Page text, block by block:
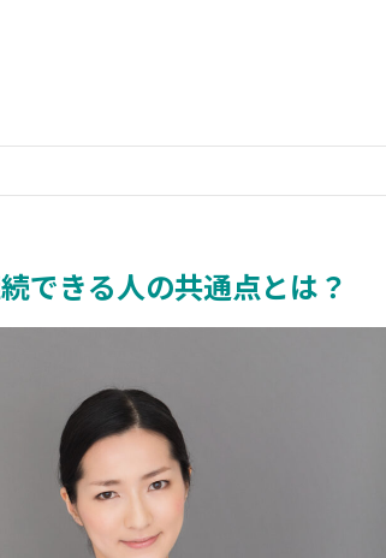
できる人の共通点とは？